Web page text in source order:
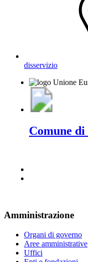
disservizio
Comune
Amministrazione
Organi di governo
Aree amministrative
Uffici